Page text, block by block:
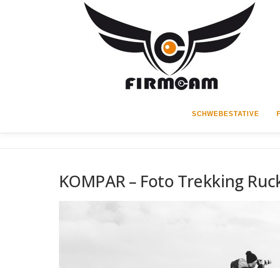
SCHWEBESTATIVE
KOMPAR – Foto Trekking